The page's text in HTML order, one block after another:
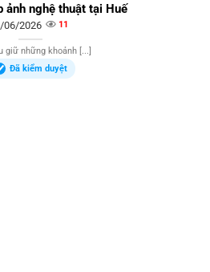
ảnh nghệ thuật tại Huế
06/2026 11
giữ những khoảnh [...]
Đã kiểm duyệt